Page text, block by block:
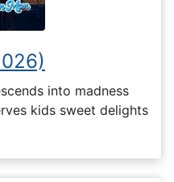
into madness
kids sweet delights